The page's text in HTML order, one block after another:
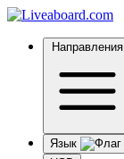
Направления
Язык